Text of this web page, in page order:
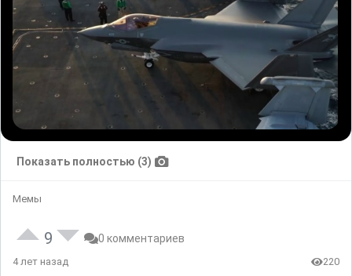
Показать полностью (3)
Мемы
9 0 комментариев
4 лет назад 220